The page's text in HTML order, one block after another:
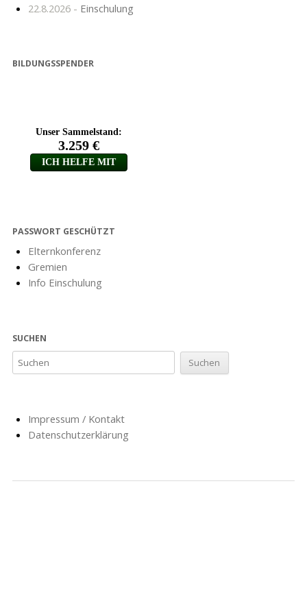
22.8.2026 - Einschulung
BILDUNGSSPENDER
PASSWORT GESCHÜTZT
Elternkonferenz
Gremien
Info Einschulung
SUCHEN
Impressum / Kontakt
Datenschutzerklärung